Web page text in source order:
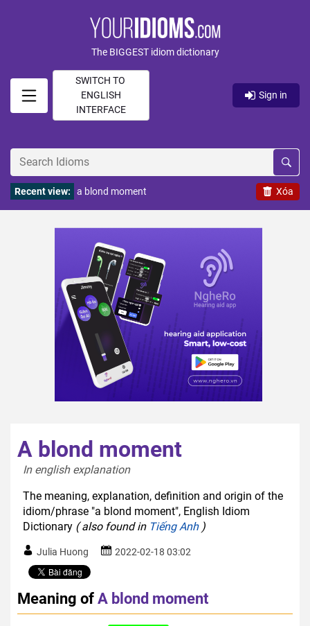
The BIGGEST idiom dictionary
SWITCH TO
ENGLISH
INTERFACE
Sign in
Xóa
Recent view: a blond moment
A blond moment
In english explanation
The meaning, explanation, definition and origin of the
idiom/phrase "a blond moment", English Idiom
Dictionary ( also found in Tiếng Anh)
Julia Huong 2022-02-18 03:02
Meaning ofA blond moment